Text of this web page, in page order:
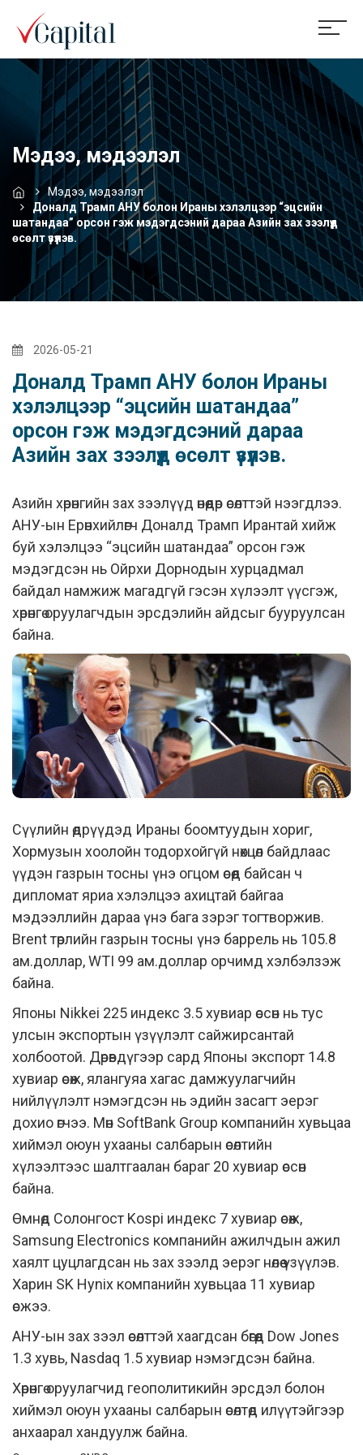
Мэдээ, мэдээлэл
Мэдээ, мэдээлэл
Доналд Трамп АНУ болон Ираны хэлэлцээр “эцсийн
шатандаа” орсон гэж мэдэгдсэний дараа Азийн зах зээлүүд
өсөлт үзүүлэв.
2026-05-21
Доналд Трамп АНУ болон Ираны
хэлэлцээр “эцсийн шатандаа”
орсон гэж мэдэгдсэний дараа
Азийн зах зээлүүд өсөлт үзүүлэв.
Азийн хөрөнгийн зах зээлүүд өнөөдөр өсөлттэй нээгдлээ.
АНУ-ын Ерөнхийлөгч Доналд Трамп Ирантай хийж
буй хэлэлцээ “эцсийн шатандаа” орсон гэж
мэдэгдсэн нь Ойрхи Дорнодын хурцадмал
байдал намжиж магадгүй гэсэн хүлээлт үүсгэж,
хөрөнгө оруулагчдын эрсдэлийн айдсыг бууруулсан
байна.
Сүүлийн өдрүүдэд Ираны боомтуудын хориг,
Хормузын хоолойн тодорхойгүй нөхцөл байдлаас
үүдэн газрын тосны үнэ огцом өсөөд байсан ч
дипломат яриа хэлэлцээ ахицтай байгаа
мэдээллийн дараа үнэ бага зэрэг тогтворжив.
Brent төрлийн газрын тосны үнэ баррель нь 105.8
ам.доллар, WTI 99 ам.доллар орчимд хэлбэлзэж
байна.
Японы Nikkei 225 индекс 3.5 хувиар өссөн нь тус
улсын экспортын үзүүлэлт сайжирсантай
холбоотой. Дөрөвдүгээр сард Японы экспорт 14.8
хувиар өсөж, ялангуяа хагас дамжуулагчийн
нийлүүлэлт нэмэгдсэн нь эдийн засагт эерэг
дохио өгчээ. Мөн SoftBank Group компанийн хувьцаа
хиймэл оюун ухааны салбарын өсөлтийн
хүлээлтээс шалтгаалан бараг 20 хувиар өссөн
байна.
Өмнөд Солонгост Kospi индекс 7 хувиар өсөж,
Samsung Electronics компанийн ажилчдын ажил
хаялт цуцлагдсан нь зах зээлд эерэг нөлөө үзүүлэв.
Харин SK Hynix компанийн хувьцаа 11 хувиар
өсжээ.
АНУ-ын зах зээл өсөлттэй хаагдсан бөгөөд Dow Jones
1.3 хувь, Nasdaq 1.5 хувиар нэмэгдсэн байна.
Хөрөнгө оруулагчид геополитикийн эрсдэл болон
хиймэл оюун ухааны салбарын өсөлтөд илүүтэйгээр
анхаарал хандуулж байна.